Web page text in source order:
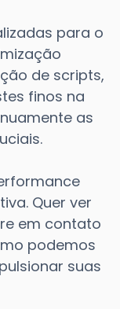
para o
de scripts,
finos na
as
Quer ver
em contato
podemos
suas